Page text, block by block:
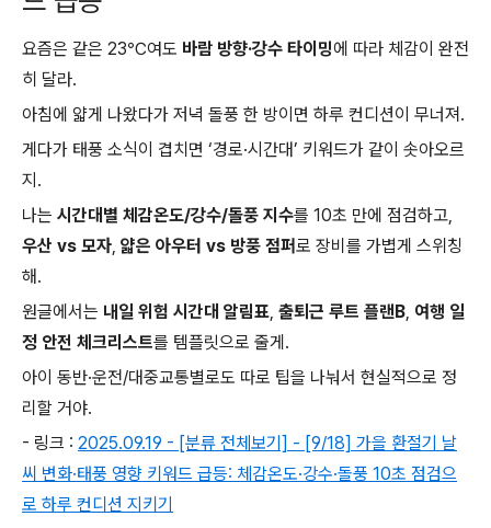
요즘은 같은 23℃여도 바람 방향·강수 타이밍에 따라 체감이 완전
히 달라.
아침에 얇게 나왔다가 저녁 돌풍 한 방이면 하루 컨디션이 무너져.
게다가 태풍 소식이 겹치면 ‘경로·시간대’ 키워드가 같이 솟아오르
지.
나는 시간대별 체감온도/강수/돌풍 지수를 10초 만에 점검하고,
우산 vs 모자, 얇은 아우터 vs 방풍 점퍼로 장비를 가볍게 스위칭
해.
원글에서는 내일 위험 시간대 알림표, 출퇴근 루트 플랜B, 여행 일
정 안전 체크리스트를 템플릿으로 줄게.
아이 동반·운전/대중교통별로도 따로 팁을 나눠서 현실적으로 정
리할 거야.
- 링크 : 2025.09.19 - [분류 전체보기] - [9/18] 가을 환절기 날
씨 변화·태풍 영향 키워드 급등: 체감온도·강수·돌풍 10초 점검으
로 하루 컨디션 지키기